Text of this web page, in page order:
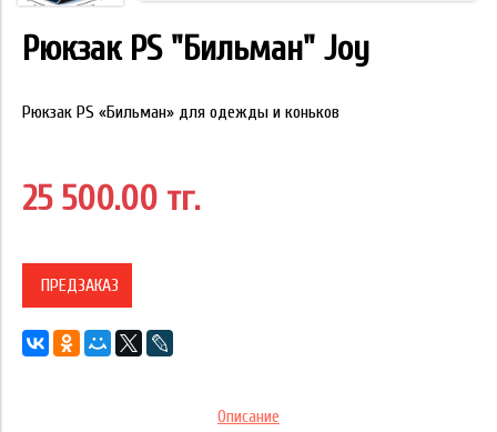
Рюкзак PS "Бильман" Joy
Рюкзак PS «Бильман» для одежды и коньков
25 500.00 тг.
ПРЕДЗАКАЗ
Описание